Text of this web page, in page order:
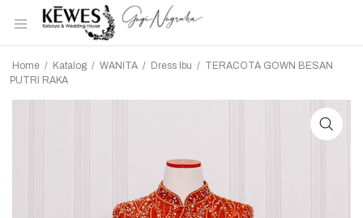
Home / Katalog / WANITA / Dress Ibu / TERACOTA GOWN BESAN
PUTRI RAKA